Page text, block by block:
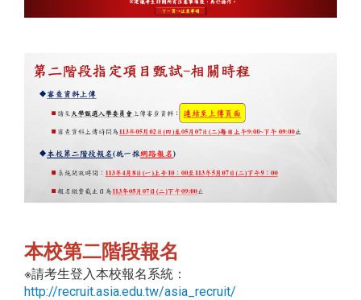
本校第二階段報名
※請考生登入本校報名系統：
http://recruit.asia.edu.tw/asia_recruit/